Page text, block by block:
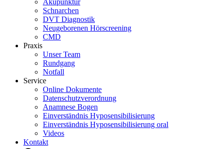
Akupunktur
Schnarchen
DVT Diagnostik
Neugeborenen Hörscreening
CMD
Praxis
Unser Team
Rundgang
Notfall
Service
Online Dokumente
Datenschutzverordnung
Anamnese Bogen
Einverständnis Hyposensibilisierung
Einverständnis Hyposensibilisierung oral
Videos
Kontakt